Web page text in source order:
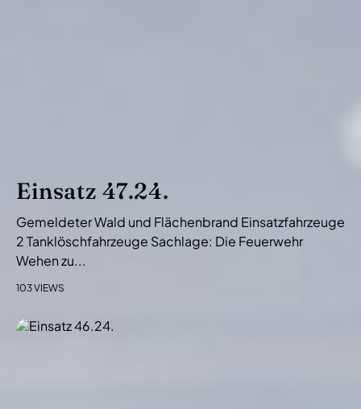
Einsatz 47.24.
Gemeldeter Wald und Flächenbrand Einsatzfahrzeuge
2 Tanklöschfahrzeuge Sachlage: Die Feuerwehr
Wehen zu...
103 VIEWS